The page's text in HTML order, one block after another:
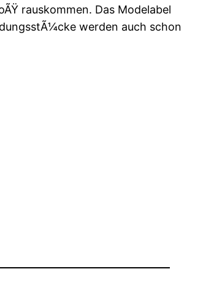
rauskommen. Das Modelabel
werden auch schon